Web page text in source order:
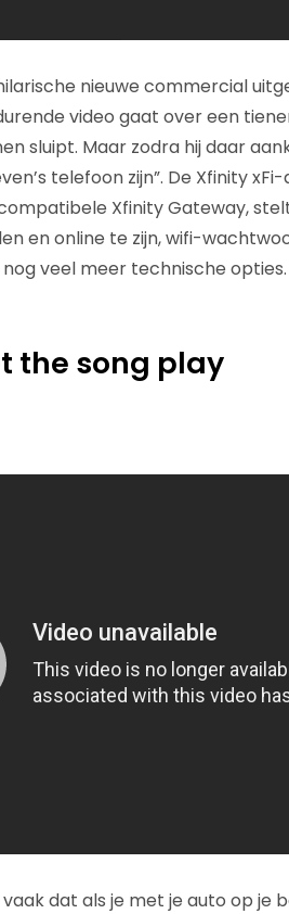
nieuwe commercial
video gaat over een
sluipt. Maar zodra hij daar
telefoon zijn”. De Xfinity
Xfinity Gateway,
en online te zijn, wifi-
veel meer technische
the song play
dat als je met je auto op je